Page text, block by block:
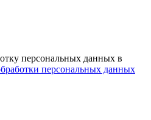
персональных данных в
персональных данных